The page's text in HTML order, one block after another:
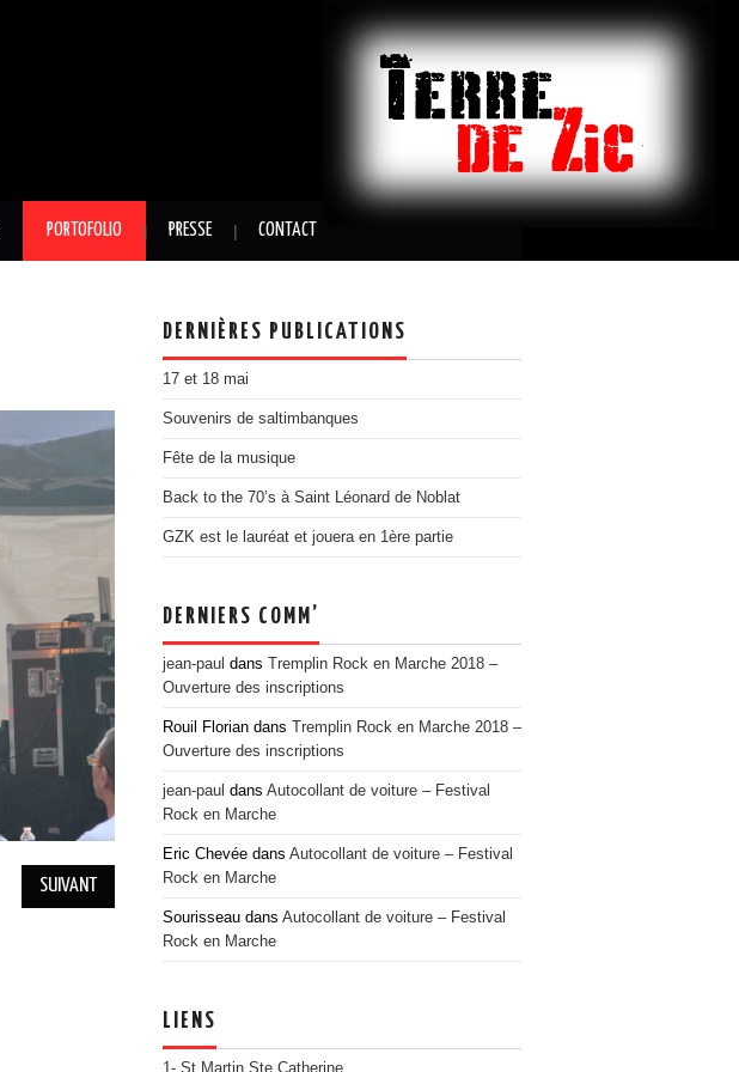
PORTOFOLIO PRESSE CONTACT
SUIVANT
DERNIÈRES PUBLICATIONS
17 et 18 mai
Souvenirs de saltimbanques
Fête de la musique
Back to the 70’s à Saint Léonard de Noblat
GZK est le lauréat et jouera en 1ère partie
DERNIERS COMM’
jean-paul dans
Tremplin Rock en Marche 2018 –
Ouverture des inscriptions
Rouil Florian dans
Tremplin Rock en Marche 2018 –
Ouverture des inscriptions
jean-paul dans Autocollant de voiture – Festival
Rock en Marche
Eric Chevée dans Autocollant de voiture – Festival
Rock en Marche
Sourisseau dans Autocollant de voiture – Festival
Rock en Marche
LIENS
1- St Martin Ste Catherine